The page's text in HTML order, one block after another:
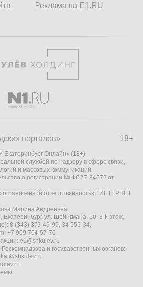
Реклама на E1.RU
18+
порталов»
Екатеринбург Онлайн» (18+)
службой по надзору в сфере связи,
и массовых коммуникаций
о регистрации № ФС77-84675 от
ограниченной ответственностью "ИНТЕРНЕТ
Марина Андреевна
Екатеринбург, ул. Шейнкмана, 10, 3-й этаж,
8 (343) 379-49-95, 34-555-34,
+7 909 704-57-70
e1@shkulev.ru
и государственных органов: